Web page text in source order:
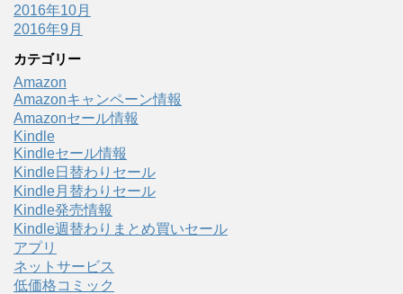
2016年10月
2016年9月
カテゴリー
Amazon
Amazonキャンペーン情報
Amazonセール情報
Kindle
Kindleセール情報
Kindle日替わりセール
Kindle月替わりセール
Kindle発売情報
Kindle週替わりまとめ買いセール
アプリ
ネットサービス
低価格コミック